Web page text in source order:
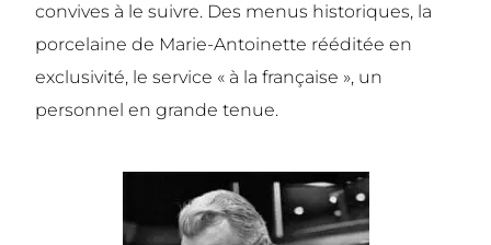
convives à le suivre. Des menus historiques, la
porcelaine de Marie-Antoinette rééditée en
exclusivité, le service « à la française », un
personnel en grande tenue.